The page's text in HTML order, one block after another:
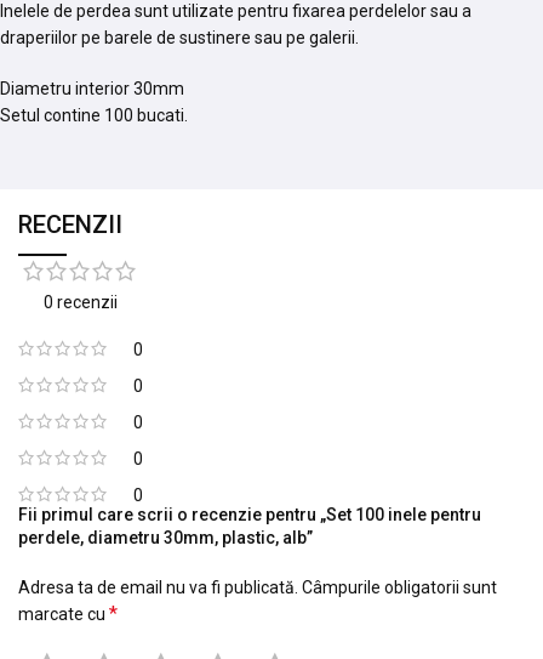
Inelele de perdea sunt utilizate pentru fixarea perdelelor sau a
draperiilor pe barele de sustinere sau pe galerii.
Diametru interior 30mm
Setul contine 100 bucati.
RECENZII
0 recenzii
0
0
0
0
0
Fii primul care scrii o recenzie pentru „Set 100 inele pentru
perdele, diametru 30mm, plastic, alb”
Adresa ta de email nu va fi publicată. Câmpurile obligatorii sunt
marcate cu *